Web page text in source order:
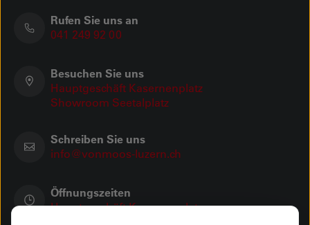
Rufen Sie uns an
041 249 92 00
Besuchen Sie uns
Hauptgeschäft Kasernenplatz
Showroom Seetalplatz
Schreiben Sie uns
info@vonmoos-luzern.ch
Öffnungszeiten
Hauptgeschäft Kasernenplatz